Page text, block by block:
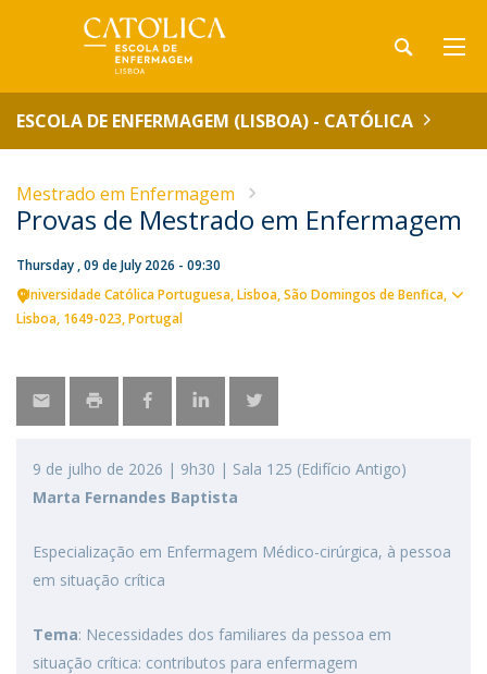
ESCOLA DE ENFERMAGEM (LISBOA) - CATÓLICA
Mestrado em Enfermagem
Provas de Mestrado em Enfermagem
Thursday , 09 de July 2026 - 09:30
Universidade Católica Portuguesa Lisboa São Domingos de Benfica,
Lisboa 1649-023 Portugal
9 de julho de 2026 | 9h30 | Sala 125 (Edifício Antigo)
Marta Fernandes Baptista
Especialização em Enfermagem Médico-cirúrgica, à pessoa
em situação crítica
Tema: Necessidades dos familiares da pessoa em
situação crítica: contributos para enfermagem